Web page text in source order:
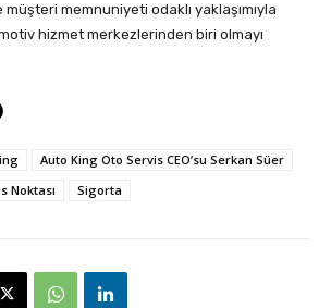
memnuniyeti odaklı yaklaşımıyla
hizmet merkezlerinden biri olmayı
Auto King Oto Servis CEO’su Serkan Süer
Noktası Sigorta